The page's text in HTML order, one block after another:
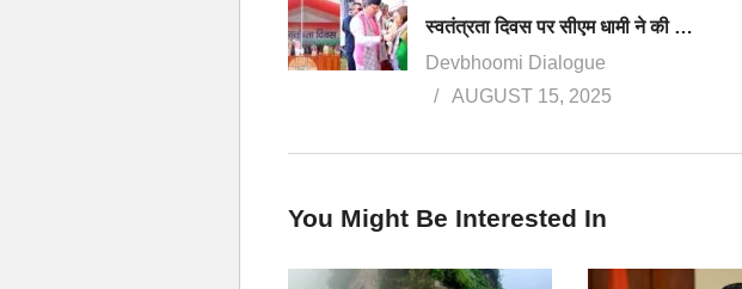
स्वतंत्रता दिवस पर सीएम धामी ने की 6 बड़ी घोषणाएं, स्वतंत्रता सेनानियों के परिजनों का सम्मान, पुलिसकर्मियों को दिए मेडल
Devbhoomi Dialogue
AUGUST 15, 2025
You Might Be Interested In